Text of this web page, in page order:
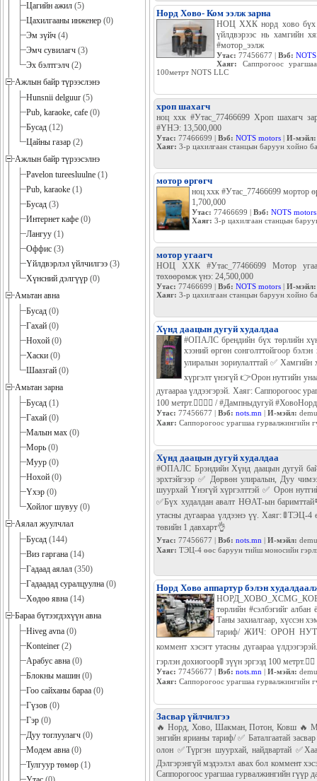
Цагийн ажил (5)
Цахилгааны инженер (0)
Эм зүйч (4)
Эмч сувилагч (3)
Эх бэлтгэлч (2)
Ажлын байр түрээслэнэ
Hunsnii delguur (5)
Pub, karaoke, cafe (0)
Бусад (12)
Цайны газар (2)
Ажлын байр түрээсэлнэ
Pavelon tureesluulne (1)
Pub, karaoke (1)
Бусад (3)
Интернет кафе (0)
Лангуу (1)
Оффис (3)
Үйлдвэрлэл үйлчилгээ (3)
Хүнсний дэлгүүр (0)
Амьтан авна
Бусад (0)
Гахай (0)
Нохой (0)
Хаски (0)
Шаазгай (0)
Амьтан зарна
Бусад (1)
Гахай (0)
Малын мах (0)
Морь (0)
Муур (0)
Нохой (0)
Үхэр (0)
Хойлог шувуу (0)
Аялал жуулчлал
Бусад (144)
Виз гаргана (14)
Гадаад аялал (350)
Гадаадад суралцуулна (0)
Хөдөө явна (14)
Бараа бүтээгдэхүүн авна
Hiveg avna (0)
Konteiner (2)
Арабус авна (0)
Блокны машин (0)
Гоо сайханы бараа (0)
Гүзов (0)
Гэр (0)
Дуу тоглуулагч (0)
Модем авна (0)
Тулгуур төмөр (1)
Норд Хово- Ком ээлж зарна
НОЦ ХХК норд хово бүх
үйлдвэрээс нь хамгийн
#мотор_ээлж
Утас: 77456677 | Вэб:
Хаяг: Саппрогоос
100метрт NOTS LLC
хроп шахагч
ноц ххк #Утас_77466699 Хроп шахагч
#ҮНЭ: 13,500,000
Утас: 77466699 | Вэб: NOTS motors | И-мэйл:
Хаяг: 3-р цахилгаан станцын баруун хойно
мотор өргөгч
ноц ххк #Утас_77466699 мортор
1,700,000
Утас: 77466699 | Вэб: NOTS motors
Хаяг: 3-р цахилгаан станцын
мотор угаагч
НОЦ ХХК #Утас_77466699 Мотор
төхөөрөмж үнэ: 24,500,000
Утас: 77466699 | Вэб: NOTS motors | И-мэйл:
Хаяг: 3-р цахилгаан станцын баруун хойно
Хүнд даацын дугуй худалдаа
#ОПАЛС брендийн бүх төрлийн
хээний өргөн сонголттойгоор
улиралын зориулалттай ✅
хүргэлт үнэгүй 👉Орон нутгийн
дугаараа үлдээгэрэй. Хаяг: Саппорогоос
100 метрт.🏃‍♀️🏃‍♂️ / #Дампныдугуй
Утас: 77456677 | Вэб: nots.mn | И-мэйл:
Хаяг: Саппорогоос урагшаа гурвалжингийн
Хүнд даацын дугуй худалдаа
#ОПАЛС Брэндийн Хүнд даацын дугуй
эрхтэйгээр ✅ Дөрвөн улиралын, Дуу
шуурхай Үнэгүй хүргэлттэй ✅ Орон
✅Бүх худалдан авалт НӨАТ-ын
утасны дугаараа үлдээнэ үү. Хаяг:🚦ТЭЦ-
төвийн 1 давхарт👌
Утас: 77456677 | Вэб: nots.mn | И-мэйл:
Хаяг: ТЭЦ-4 өөс баруун тийш моносийн
Норд Хово аппартур бэлэн
төрлийн #сэлбэгийг албан
Таны захиалгаар, хүссэн
тариф/ ЖИЧ: ОРОН
коммент хэсэгт утасны дугаараа
гэрлэн дохиогоор🚦 зүүн эргээд 100 метрт.🏃‍♀️
Утас: 77456677 | Вэб: nots.mn | И-мэйл:
Хаяг: Саппорогоос урагшаа гурвалжингийн
Засвар үйлчилгээ
🔥 Норд, Хово, Шакман, Потон, Ковш 🔥
энгийн ярианы тариф/ ✅ Баталгаатай
олон ✅Түргэн шуурхай, найдвартай
Дэлгэрэнгүй мэдээлэл авах бол коммент
Саппорогоос урагшаа гурвалжингийн гүүр